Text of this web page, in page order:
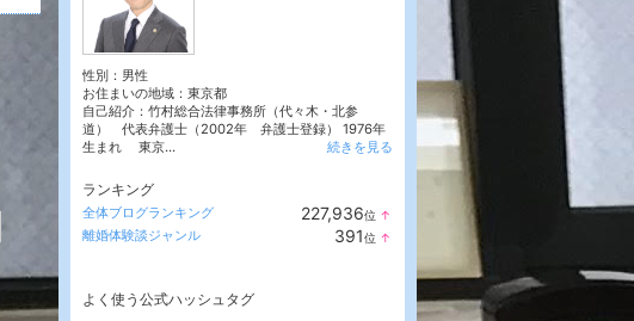
性別： 男性
お住まいの地域： 東京都
自己紹介：竹村総合法律事務所（代々木・北参
道） 代表弁護士（2002年 弁護士登録） 1976年
生まれ 東京...
続きを見る
ランキング
全体ブログランキング 227,936位 ↑
離婚体験談ジャンル 391位 ↑
よく使う公式ハッシュタグ